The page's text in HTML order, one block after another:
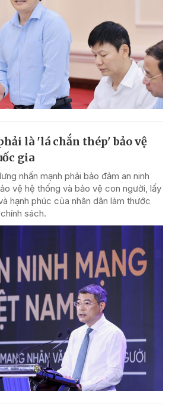
là 'lá chắn thép' bảo vệ
gia
nhấn mạnh phải bảo đảm an ninh
vệ hệ thống và bảo vệ con người, lấy
hạnh phúc của nhân dân làm thước
sách.